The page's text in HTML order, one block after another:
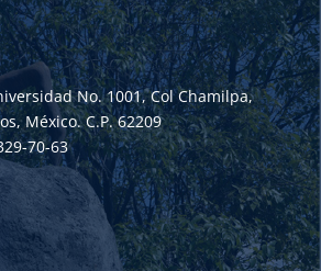
No. 1001, Col Chamilpa,
México. C.P. 62209
70-63